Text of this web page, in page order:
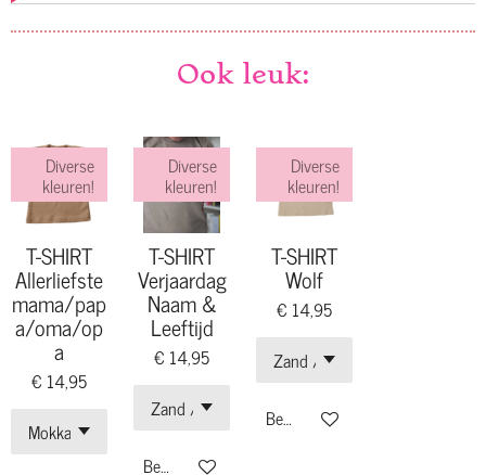
Ook leuk:
Diverse
kleuren!
T-SHIRT
Allerliefste
mama/pap
a/oma/op
a
€ 14,95
Diverse
kleuren!
T-SHIRT
Verjaardag
Naam &
Leeftijd
€ 14,95
Bekijk details
Diverse
kleuren!
T-SHIRT
Wolf
€ 14,95
Bekijk details